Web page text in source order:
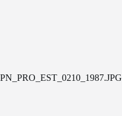
PN_PRO_EST_0210_1987.JPG